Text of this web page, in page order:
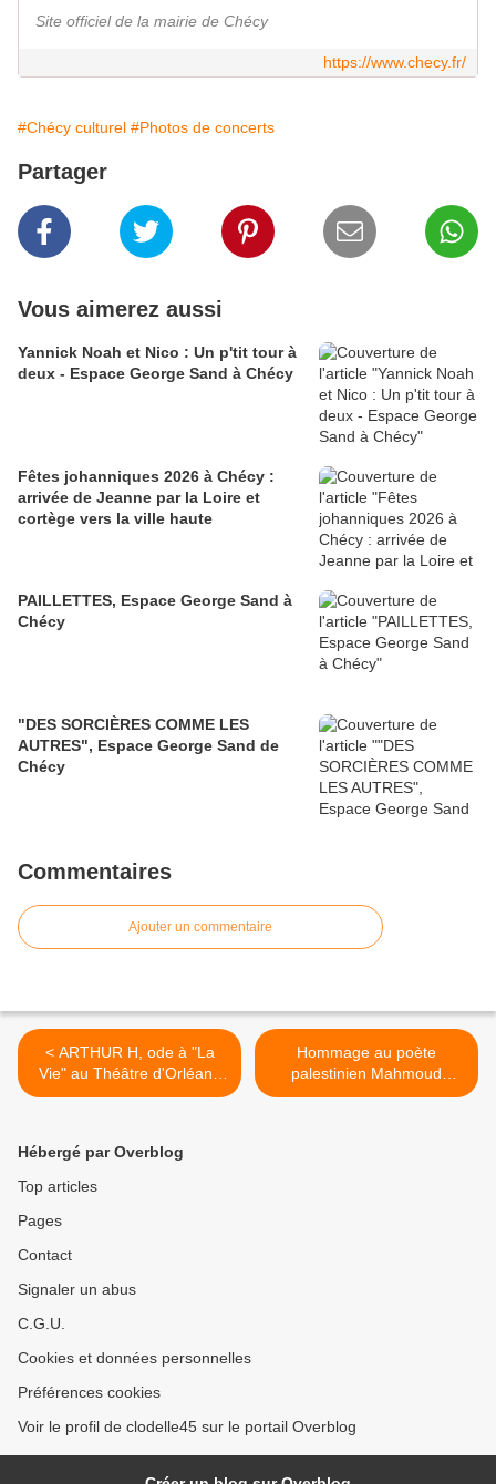
Site officiel de la mairie de Chécy
https://www.checy.fr/
#Chécy culturel #Photos de concerts
Partager
Vous aimerez aussi
Yannick Noah et Nico : Un p'tit tour à
deux - Espace George Sand à Chécy
Fêtes johanniques 2026 à Chécy :
arrivée de Jeanne par la Loire et
cortège vers la ville haute
PAILLETTES, Espace George Sand à
Chécy
"DES SORCIÈRES COMME LES
AUTRES", Espace George Sand de
Chécy
Commentaires
Ajouter un commentaire
< ARTHUR H, ode à "La
Vie" au Théâtre d'Orléans
en partenariat avec
Hommage au poète
palestinien Mahmoud
Darwich - Espace George
Hébergé par Overblog
Top articles
Pages
Contact
Signaler un abus
C.G.U.
Cookies et données personnelles
Préférences cookies
Voir le profil de clodelle45 sur le portail Overblog